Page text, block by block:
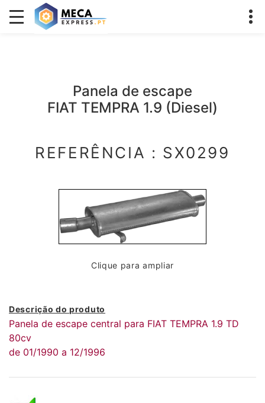
Panela de escape
FIAT TEMPRA 1.9 (Diesel)
REFERÊNCIA : SX0299
Clique para ampliar
Descrição do produto
Panela de escape central para FIAT TEMPRA 1.9 TD
80cv
de 01/1990 a 12/1996